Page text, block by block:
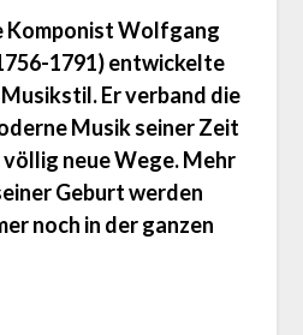
Komponist Wolfgang
1791) entwickelte
Er verband die
Musik seiner Zeit
neue Wege. Mehr
Geburt werden
noch in der ganzen